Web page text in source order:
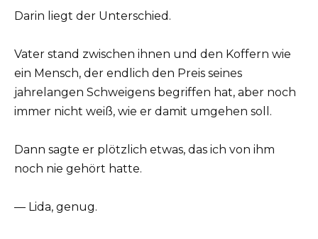
Darin liegt der Unterschied.
Vater stand zwischen ihnen und den Koffern wie
ein Mensch, der endlich den Preis seines
jahrelangen Schweigens begriffen hat, aber noch
immer nicht weiß, wie er damit umgehen soll.
Dann sagte er plötzlich etwas, das ich von ihm
noch nie gehört hatte.
— Lida, genug.